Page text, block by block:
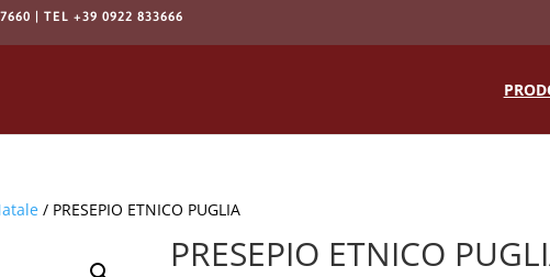
| TEL +39 0922 833666
Products
/ PRESEPIO ETNICO PUGLIA
PRESEPIO ETNICO